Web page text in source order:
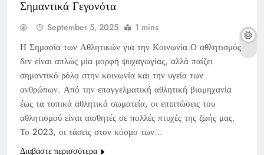
Σημαντικά Γεγονότα
September 5, 2025 1 mins
Η Σημασία των Αθλητικών για την Κοινωνία Ο αθλητισμός
δεν είναι απλώς μία μορφή ψυχαγωγίας, αλλά παίζει
σημαντικό ρόλο στην κοινωνία και την υγεία των
ανθρώπων. Από την επαγγελματική αθλητική βιομηχανία
έως τα τοπικά αθλητικά σωματεία, οι επιπτώσεις του
αθλητισμού είναι αισθητές σε πολλές πτυχές της ζωής μας.
Το 2023, οι τάσεις στον κόσμο των…
Διαβάστε περισσότερα